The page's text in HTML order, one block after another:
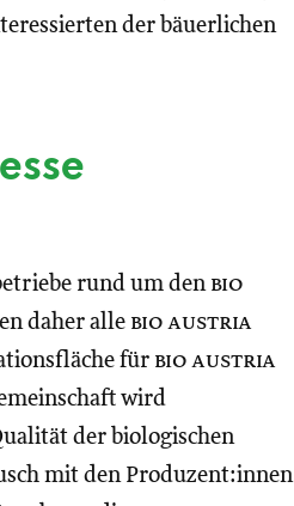
der bäuerlichen
rund um den bio
daher alle bio austria
für bio austria
wird
der biologischen
mit den Produzent:innen